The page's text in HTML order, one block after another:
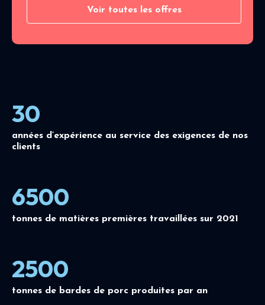
Voir toutes les offres
30
années d’expérience au service des exigences de nos
clients
6500
tonnes de matières premières travaillées sur 2021
2500
tonnes de bardes de porc produites par an